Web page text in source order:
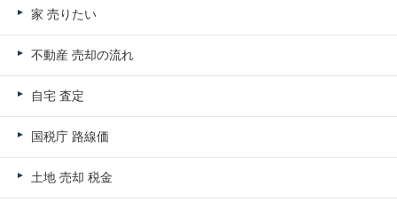
家 売りたい
不動産 売却の流れ
自宅 査定
国税庁 路線価
土地 売却 税金